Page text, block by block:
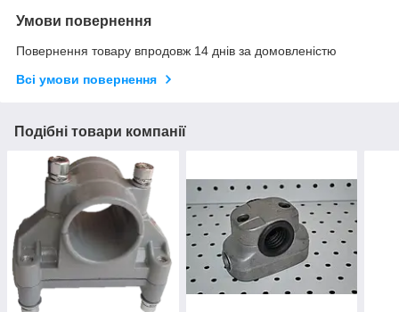
Умови повернення
Повернення товару впродовж 14 днів за домовленістю
Всі умови повернення
Подібні товари компанії